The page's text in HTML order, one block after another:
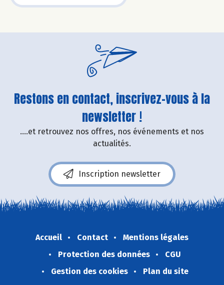
Restons en contact, inscrivez-vous à la
newsletter !
....et retrouvez nos offres, nos événements et nos
actualités.
Inscription newsletter
Accueil Contact
Mentions légales
Protection des données
CGU
Gestion des cookies
Plan du site